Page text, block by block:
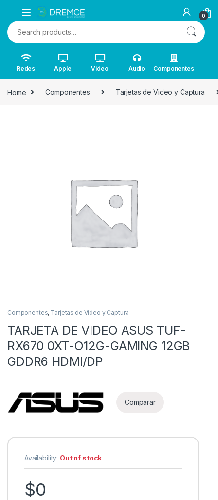
0
Search for:
Redes Apple Video Audio Componentes
Home Componentes Tarjetas de Video y Captura
Componentes, Tarjetas de Video y Captura
TARJETA DE VIDEO ASUS TUF-
RX670 0XT-O12G-GAMING 12GB
GDDR6 HDMI/DP
Comparar
Availability: Out of stock
$0